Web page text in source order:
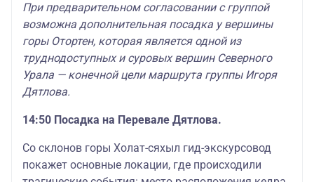
При предварительном согласовании с группой
возможна дополнительная посадка у вершины
горы Отортен, которая является одной из
труднодоступных и суровых вершин Северного
Урала — конечной цели маршрута группы Игоря
Дятлова.
14:50 Посадка на Перевале Дятлова.
Со склонов горы Холат-сяхыл гид-экскурсовод
покажет основные локации, где происходили